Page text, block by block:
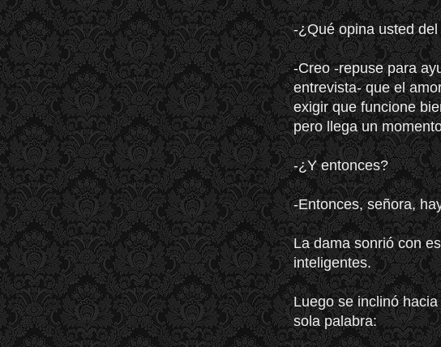
-¿Qué opina usted
-Creo -repuse para
entrevista- que el
exigir que funcione
pero llega un
-¿Y entonces?
-Entonces, señora,
La dama sonrió con
inteligentes.
Luego se inclinó
sola palabra: